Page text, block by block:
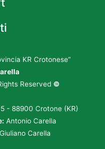
KR Crotonese”
Reserved ©
- 88900 Crotone (KR)
Antonio Carella
Giuliano Carella